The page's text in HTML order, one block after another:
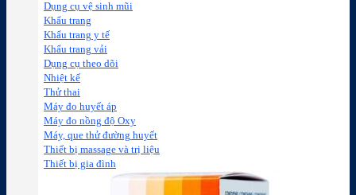
Dụng cụ vệ sinh mũi
Khẩu trang
Khẩu trang y tế
Khẩu trang vải
Dụng cụ theo dõi
Nhiệt kế
Thử thai
Máy đo huyết áp
Máy đo nồng độ Oxy
Máy, que thử đường huyết
Thiết bị massage và trị liệu
Thiết bị gia đình